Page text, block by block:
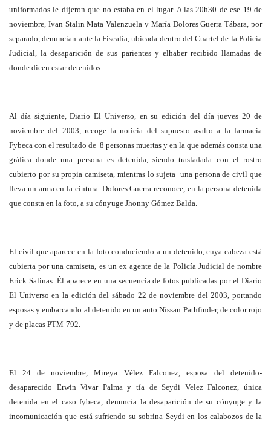
uniformados le dijeron que no estaba en el lugar. A las 20h30 de ese 19 de
noviembre, Ivan Stalin Mata Valenzuela y María Dolores Guerra Tábara, por
separado, denuncian ante la Fiscalía, ubicada dentro del Cuartel de la Policía
Judicial, la desaparición de sus parientes y elhaber recibido llamadas de
donde dicen estar detenidos
Al día siguiente, Diario El Universo, en su edición del día jueves 20 de
noviembre del 2003, recoge la noticia del supuesto asalto a la farmacia
Fybeca con el resultado de 8 personas muertas y en la que además consta una
gráfica donde una persona es detenida, siendo trasladada con el rostro
cubierto por su propia camiseta, mientras lo sujeta una persona de civil que
lleva un arma en la cintura. Dolores Guerra reconoce, en la persona detenida
que consta en la foto, a su cónyuge Jhonny Gómez Balda.
El civil que aparece en la foto conduciendo a un detenido, cuya cabeza está
cubierta por una camiseta, es un ex agente de la Policía Judicial de nombre
Erick Salinas. Él aparece en una secuencia de fotos publicadas por el Diario
El Universo en la edición del sábado 22 de noviembre del 2003, portando
esposas y embarcando al detenido en un auto Nissan Pathfinder, de color rojo
y de placas PTM-792.
El 24 de noviembre, Mireya Vélez Falconez, esposa del detenido-
desaparecido Erwin Vivar Palma y tía de Seydi Velez Falconez, única
detenida en el caso fybeca, denuncia la desaparición de su cónyuge y la
incomunicación que está sufriendo su sobrina Seydi en los calabozos de la